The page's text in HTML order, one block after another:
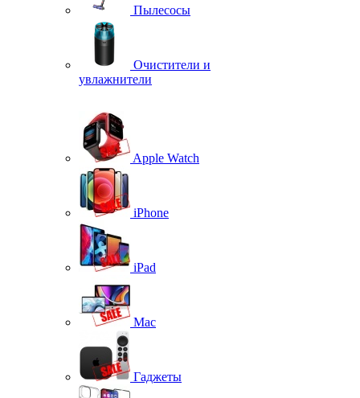
Пылесосы
Очистители и
увлажнители
Apple Watch
iPhone
iPad
Mac
Гаджеты